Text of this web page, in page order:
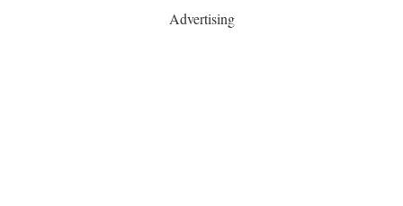
Advertising